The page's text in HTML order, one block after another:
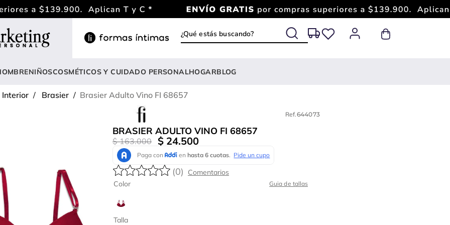
¿Qué estás buscando?
NIÑOSCOSMÉTICOS Y CUIDADO PERSONALHOGARBLOG
Interior Brasier Brasier Adulto Vino FI 68657
Ref.644073
BRASIER ADULTO VINO FI 68657
$ 163.000 $ 24.500
(0)
Talla
Color Guia de tallas
blusa
conjunto